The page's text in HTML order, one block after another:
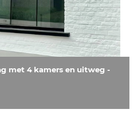
met 4 kamers en uitweg -